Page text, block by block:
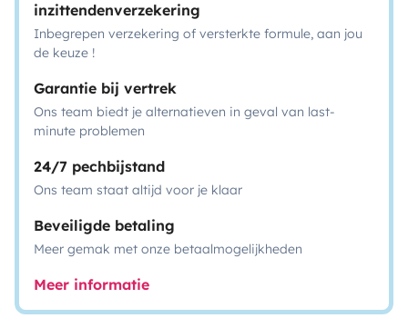
inzittendenverzekering
Inbegrepen verzekering of versterkte formule, aan jou
de keuze !
Garantie bij vertrek
Ons team biedt je alternatieven in geval van last-
minute problemen
24/7 pechbijstand
Ons team staat altijd voor je klaar
Beveiligde betaling
Meer gemak met onze betaalmogelijkheden
Meer informatie